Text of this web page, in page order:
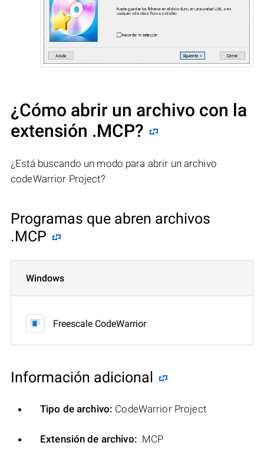
¿Cómo abrir un archivo con la
extensión .MCP?
¿Está buscando un modo para abrir un archivo
codeWarrior Project?
Programas que abren archivos
.MCP
Windows
Freescale CodeWarrior
Información adicional
Tipo de archivo: CodeWarrior Project
Extensión de archivo: .MCP